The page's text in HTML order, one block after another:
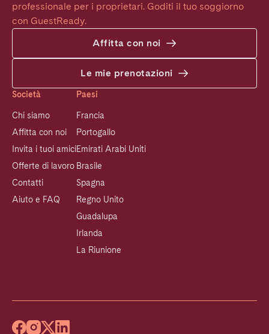
professionale per i proprietari. Goditi il tuo soggiorno
con GuestReady.
Affitta con noi
Le mie prenotazioni
Società
Chi siamo
Affitta con noi
Invita i tuoi amici
Offerte di lavoro
Contatti
Aiuto e FAQ
Paesi
Francia
Portogallo
Emirati Arabi Uniti
Brasile
Spagna
Regno Unito
Guadalupa
Irlanda
La Riunione